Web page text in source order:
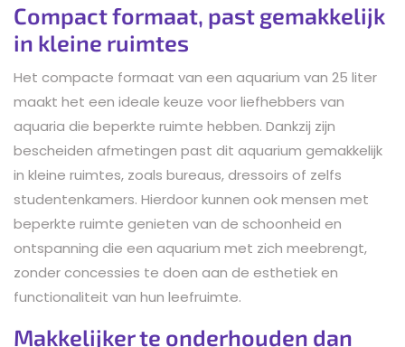
Compact formaat, past gemakkelijk
in kleine ruimtes
Het compacte formaat van een aquarium van 25 liter
maakt het een ideale keuze voor liefhebbers van
aquaria die beperkte ruimte hebben. Dankzij zijn
bescheiden afmetingen past dit aquarium gemakkelijk
in kleine ruimtes, zoals bureaus, dressoirs of zelfs
studentenkamers. Hierdoor kunnen ook mensen met
beperkte ruimte genieten van de schoonheid en
ontspanning die een aquarium met zich meebrengt,
zonder concessies te doen aan de esthetiek en
functionaliteit van hun leefruimte.
Makkelijker te onderhouden dan